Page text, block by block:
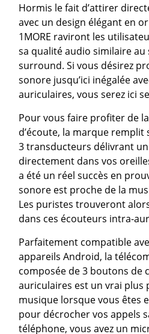
Hormis le fait d’attirer
avec un design élégant en
1MORE raviront les
sa qualité audio similaire au
surround. Si vous désirez
sonore jusqu’ici inégalée
auriculaires, vous serez ici
Pour vous faire profiter de
d’écoute, la marque
3 transducteurs délivrant
directement dans vos
a été un réel succès en
sonore est proche de la
Les puristes trouveront
dans ces écouteurs intra-
Parfaitement compatible
appareils Android, la
composée de 3 boutons de
auriculaires est un vrai
musique lorsque vous êtes
pour décrocher vos appels
téléphone, vous avez un